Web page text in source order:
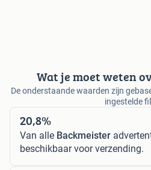
Wat je moet weten
De onderstaande waarden zijn
ingestelde
20,8%
Van alle Backmeister
beschikbaar voor verzending.